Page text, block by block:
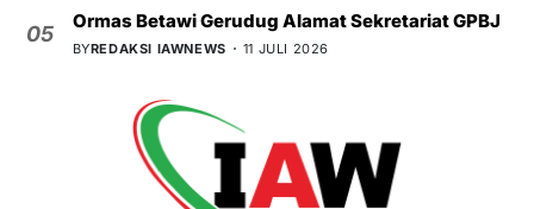
05
Ormas Betawi Gerudug Alamat Sekretariat GPBJ
BYREDAKSI IAWNEWS 11 JULI 2026